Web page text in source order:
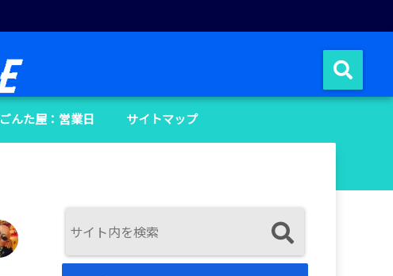
ごんた屋：営業日 サイトマップ